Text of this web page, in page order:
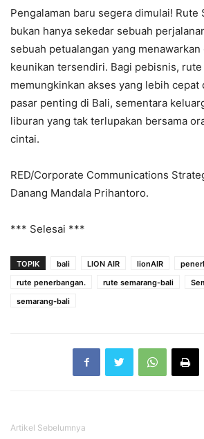
Pengalaman baru segera dimulai! Rute
bukan hanya sekedar sebuah
sebuah petualangan yang menawarkan
keunikan tersendiri. Bagi pebisnis, rute
memungkinkan akses yang lebih cepat
pasar penting di Bali, sementara
liburan yang tak terlupakan bersama
cintai.
RED/Corporate Communications
Danang Mandala Prihantoro.
*** Selesai ***
TOPIK bali LION AIR lionAIR
rute penerbangan.
rute semarang-bali
semarang-bali
Artikel Sebelumnya